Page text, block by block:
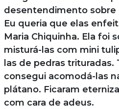
desentendimento sobre
Eu queria que elas
Maria Chiquinha. Ela foi
misturá-las com mini
las de pedras
consegui acomodá-las
plátano. Ficaram
com cara de adeus.